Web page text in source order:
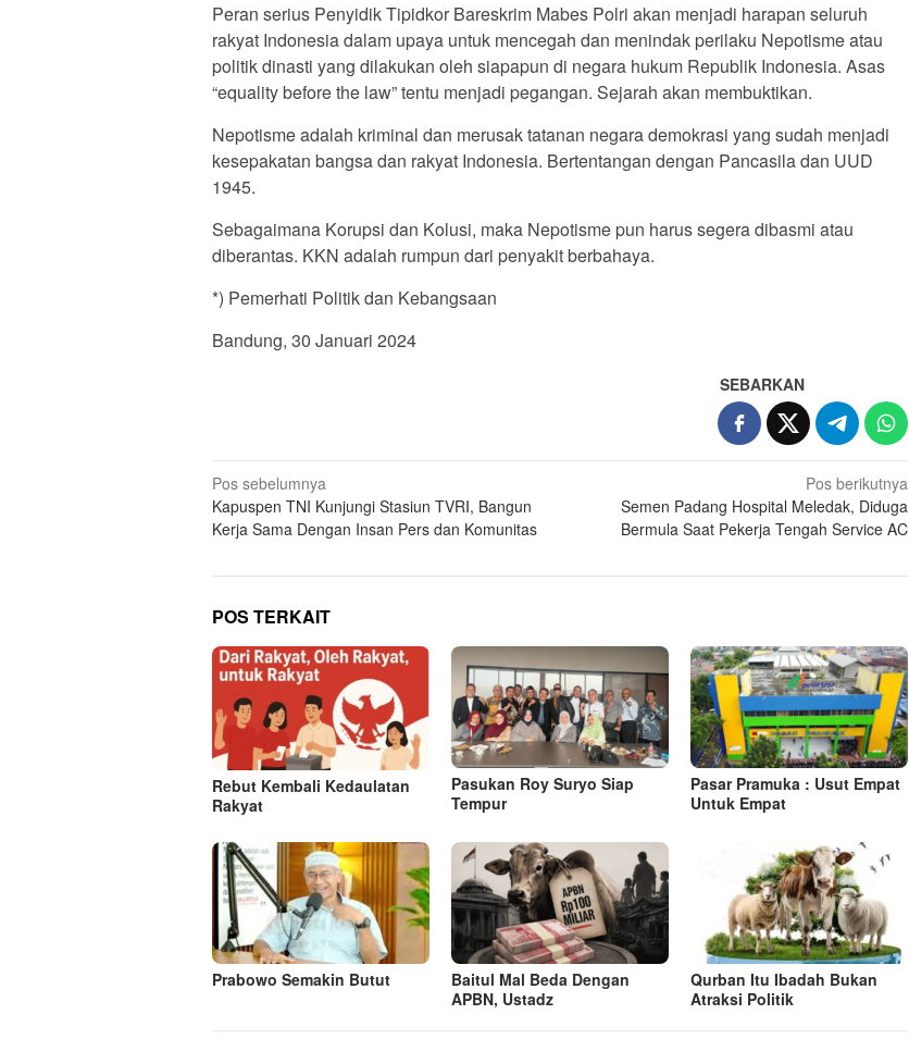
Peran serius Penyidik Tipidkor Bareskrim Mabes Polri akan menjadi harapan seluruh
rakyat Indonesia dalam upaya untuk mencegah dan menindak perilaku Nepotisme atau
politik dinasti yang dilakukan oleh siapapun di negara hukum Republik Indonesia. Asas
“equality before the law” tentu menjadi pegangan. Sejarah akan membuktikan.
Nepotisme adalah kriminal dan merusak tatanan negara demokrasi yang sudah menjadi
kesepakatan bangsa dan rakyat Indonesia. Bertentangan dengan Pancasila dan UUD
1945.
Sebagaimana Korupsi dan Kolusi, maka Nepotisme pun harus segera dibasmi atau
diberantas. KKN adalah rumpun dari penyakit berbahaya.
*) Pemerhati Politik dan Kebangsaan
Bandung, 30 Januari 2024
SEBARKAN
Navigasi
pos
Pos sebelumnya
Kapuspen TNI Kunjungi Stasiun TVRI, Bangun
Kerja Sama Dengan Insan Pers dan Komunitas
Pos berikutnya
Semen Padang Hospital Meledak, Diduga
Bermula Saat Pekerja Tengah Service AC
POS TERKAIT
Rebut Kembali Kedaulatan
Rakyat
Pasukan Roy Suryo Siap
Tempur
Pasar Pramuka : Usut Empat
Untuk Empat
Prabowo Semakin Butut
Baitul Mal Beda Dengan
APBN, Ustadz
Qurban Itu Ibadah Bukan
Atraksi Politik